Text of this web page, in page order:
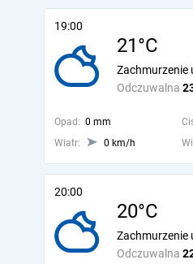
19:00
21°C
Odczuwalna
Zachmurzenie
Opad: 0 mm
Wiatr:
0 km/h
20:00
20°C
Odczuwalna
Zachmurzenie